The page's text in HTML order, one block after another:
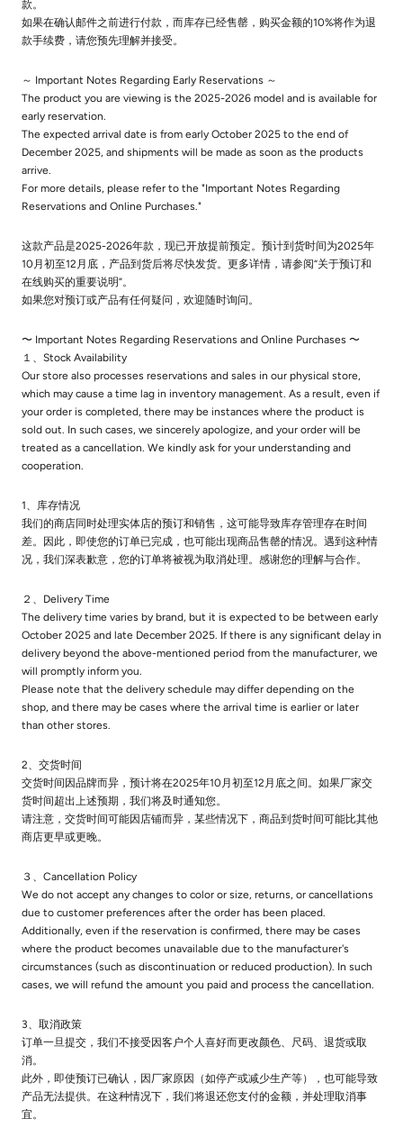
款。
如果在确认邮件之前进行付款，而库存已经售罄，购买金额的10%将作为退
款手续费，请您预先理解并接受。
～ Important Notes Regarding Early Reservations ～
The product you are viewing is the 2025-2026 model and is available for
early reservation.
The expected arrival date is from early October 2025 to the end of
December 2025, and shipments will be made as soon as the products
arrive.
For more details, please refer to the "Important Notes Regarding
Reservations and Online Purchases."
这款产品是2025-2026年款，现已开放提前预定。预计到货时间为2025年
10月初至12月底，产品到货后将尽快发货。更多详情，请参阅“关于预订和
在线购买的重要说明”。
如果您对预订或产品有任何疑问，欢迎随时询问。
〜 Important Notes Regarding Reservations and Online Purchases 〜
１、Stock Availability
Our store also processes reservations and sales in our physical store,
which may cause a time lag in inventory management. As a result, even if
your order is completed, there may be instances where the product is
sold out. In such cases, we sincerely apologize, and your order will be
treated as a cancellation. We kindly ask for your understanding and
cooperation.
1、库存情况
我们的商店同时处理实体店的预订和销售，这可能导致库存管理存在时间
差。因此，即使您的订单已完成，也可能出现商品售罄的情况。遇到这种情
况，我们深表歉意，您的订单将被视为取消处理。感谢您的理解与合作。
２、Delivery Time
The delivery time varies by brand, but it is expected to be between early
October 2025 and late December 2025. If there is any significant delay in
delivery beyond the above-mentioned period from the manufacturer, we
will promptly inform you.
Please note that the delivery schedule may differ depending on the
shop, and there may be cases where the arrival time is earlier or later
than other stores.
2、交货时间
交货时间因品牌而异，预计将在2025年10月初至12月底之间。如果厂家交
货时间超出上述预期，我们将及时通知您。
请注意，交货时间可能因店铺而异，某些情况下，商品到货时间可能比其他
商店更早或更晚。
３、Cancellation Policy
We do not accept any changes to color or size, returns, or cancellations
due to customer preferences after the order has been placed.
Additionally, even if the reservation is confirmed, there may be cases
where the product becomes unavailable due to the manufacturer's
circumstances (such as discontinuation or reduced production). In such
cases, we will refund the amount you paid and process the cancellation.
3、取消政策
订单一旦提交，我们不接受因客户个人喜好而更改颜色、尺码、退货或取
消。
此外，即使预订已确认，因厂家原因（如停产或减少生产等），也可能导致
产品无法提供。在这种情况下，我们将退还您支付的金额，并处理取消事
宜。